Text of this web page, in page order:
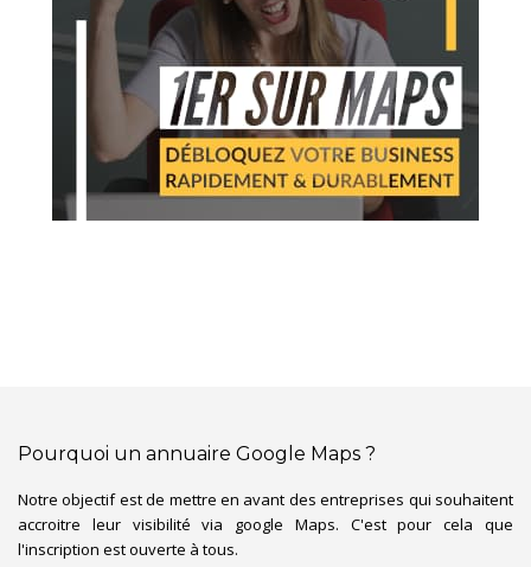
Pourquoi un annuaire Google Maps ?
Notre objectif est de mettre en avant des entreprises qui souhaitent
accroitre leur visibilité via google Maps. C'est pour cela que
l'inscription est ouverte à tous.